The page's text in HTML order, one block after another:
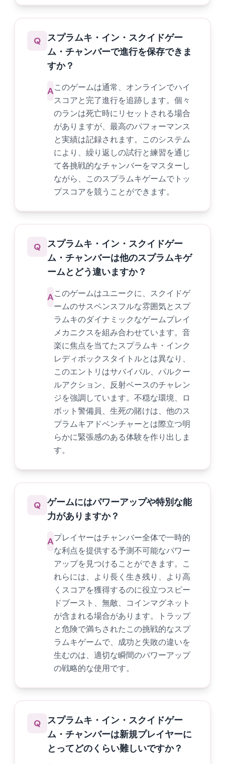
Q スプラムキ・イン・スクイドゲー
ム・チャンバーで進行を保存できま
すか？
Aこのゲームは通常、オンラインでハイ
スコアと完了進行を追跡します。個々
のランは死亡時にリセットされる場合
がありますが、最高のパフォーマンス
と実績は記録されます。このシステム
により、繰り返しの試行と練習を通じ
て各挑戦的なチャンバーをマスターし
ながら、このスプラムキゲームでトッ
プスコアを競うことができます。
Q スプラムキ・イン・スクイドゲー
ム・チャンバーは他のスプラムキゲ
ームとどう違いますか？
Aこのゲームはユニークに、スクイドゲ
ームのサスペンスフルな雰囲気とスプ
ラムキのダイナミックなゲームプレイ
メカニクスを組み合わせています。音
楽に焦点を当てたスプラムキ・インク
レディボックスタイトルとは異なり、
このエントリはサバイバル、パルクー
ルアクション、反射ベースのチャレン
ジを強調しています。不穏な環境、ロ
ボット警備員、生死の賭けは、他のス
プラムキアドベンチャーとは際立つ明
らかに緊張感のある体験を作り出しま
す。
Q ゲームにはパワーアップや特別な能
力がありますか？
Aプレイヤーはチャンバー全体で一時的
な利点を提供する予測不可能なパワー
アップを見つけることができます。こ
れらには、より長く生き残り、より高
くスコアを獲得するのに役立つスピー
ドブースト、無敵、コインマグネット
が含まれる場合があります。トラップ
と危険で満ちされたこの挑戦的なスプ
ラムキゲームで、成功と失敗の違いを
生むのは、適切な瞬間のパワーアップ
の戦略的な使用です。
Q スプラムキ・イン・スクイドゲー
ム・チャンバーは新規プレイヤーに
とってどのくらい難しいですか？